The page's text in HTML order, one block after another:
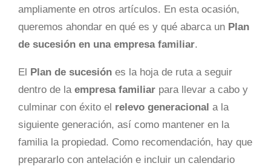
ampliamente en otros artículos. En esta ocasión,
queremos ahondar en qué es y qué abarca un Plan
de sucesión en una empresa familiar.
El Plan de sucesión es la hoja de ruta a seguir
dentro de la empresa familiar para llevar a cabo y
culminar con éxito el relevo generacional a la
siguiente generación, así como mantener en la
familia la propiedad. Como recomendación, hay que
prepararlo con antelación e incluir un calendario